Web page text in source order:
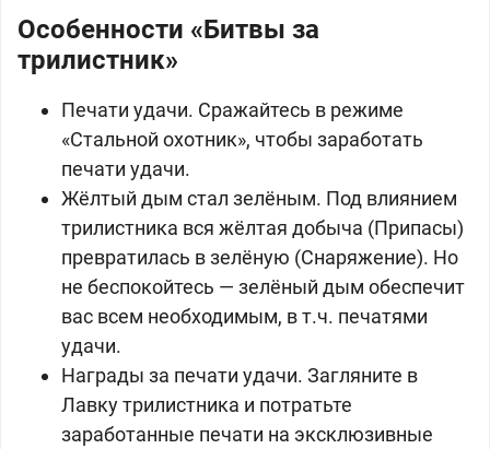
Особенности «Битвы за
трилистник»
Печати удачи. Сражайтесь в режиме
«Стальной охотник», чтобы заработать
печати удачи.
Жёлтый дым стал зелёным. Под влиянием
трилистника вся жёлтая добыча (Припасы)
превратилась в зелёную (Снаряжение). Но
не беспокойтесь — зелёный дым обеспечит
вас всем необходимым, в т.ч. печатями
удачи.
Награды за печати удачи. Загляните в
Лавку трилистника и потратьте
заработанные печати на эксклюзивные